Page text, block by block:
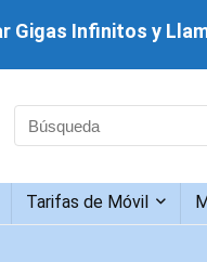
Tarifas de Móvil
Gigas Infinitos y